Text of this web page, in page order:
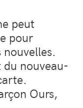
peut
pour
nouveau-
Ours,